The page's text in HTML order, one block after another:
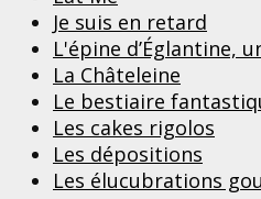
Je suis en retard
L'épine d’Églantine,
La Châteleine
Le bestiaire
Les cakes rigolos
Les dépositions
Les élucubrations